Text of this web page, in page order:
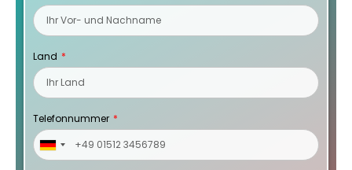
Land
Telefonnummer
Germany